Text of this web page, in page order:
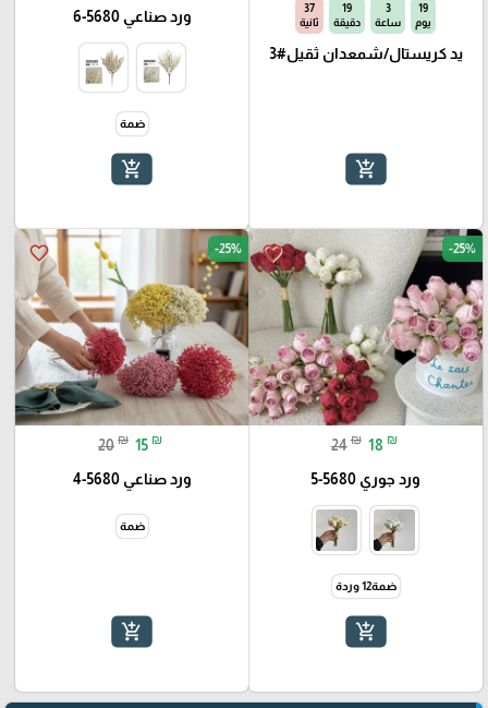
19
يوم
3
ساعة
19
دقيقة
34
ثانية
يد كريستال/شمعدان ثقيل#3
add_shopping_cart
ورد صناعي 5680-6
ضمة
add_shopping_cart
favorite_border -25%
24 ₪ 18 ₪
ورد جوري 5680-5
ضمة12 وردة
add_shopping_cart
favorite_border -25%
20 ₪ 15 ₪
ورد صناعي 5680-4
ضمة
add_shopping_cart